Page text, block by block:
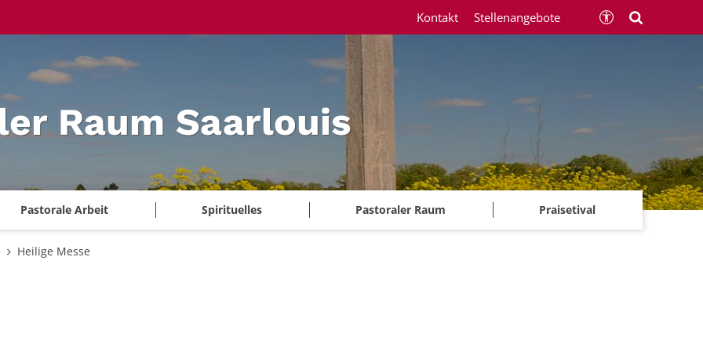
Raum Saarlouis
Pastorale Arbeit Spirituelles Pastoraler Raum Praisetival
Kontakt Stellenangebote
Heilige Messe